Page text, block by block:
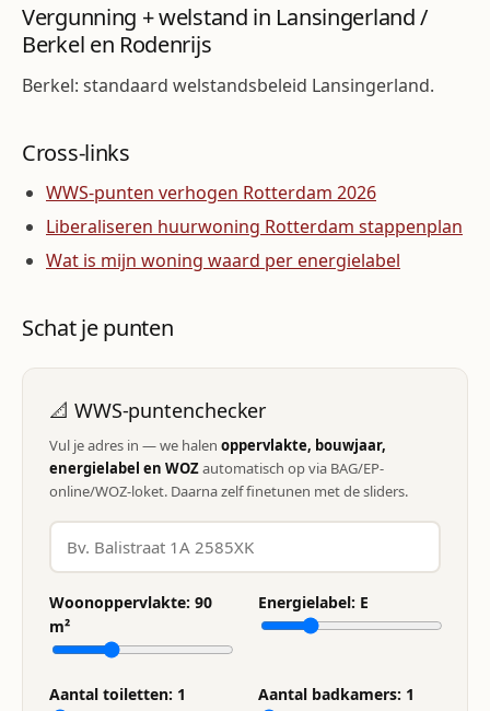
Vergunning + welstand in Lansingerland /
Berkel en Rodenrijs
Berkel: standaard welstandsbeleid Lansingerland.
Cross-links
WWS-punten verhogen Rotterdam 2026
Liberaliseren huurwoning Rotterdam stappenplan
Wat is mijn woning waard per energielabel
Schat je punten
📐 WWS-puntenchecker
Vul je adres in — we halen oppervlakte, bouwjaar,
energielabel en WOZautomatisch op via BAG/EP-
online/WOZ-loket. Daarna zelf finetunen met de sliders.
Woonoppervlakte: 90
m²
Energielabel: E
Aantal toiletten: 1 Aantal badkamers: 1